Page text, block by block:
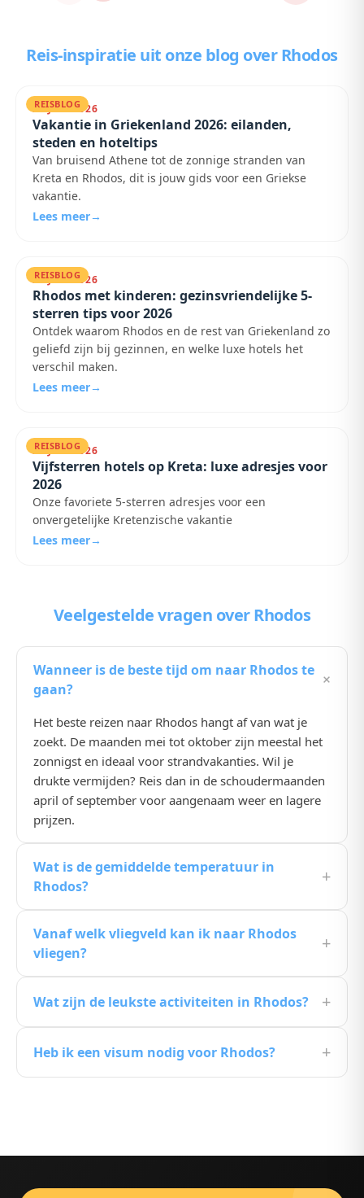
Reis-inspiratie uit onze blog over Rhodos
REISBLOG
28 JULI 2026
Vakantie in Griekenland 2026: eilanden,
steden en hoteltips
Van bruisend Athene tot de zonnige stranden van
Kreta en Rhodos, dit is jouw gids voor een Griekse
vakantie.
Lees meer→
REISBLOG
23 JULI 2026
Rhodos met kinderen: gezinsvriendelijke 5-
sterren tips voor 2026
Ontdek waarom Rhodos en de rest van Griekenland zo
geliefd zijn bij gezinnen, en welke luxe hotels het
verschil maken.
Lees meer→
REISBLOG
22 JULI 2026
Vijfsterren hotels op Kreta: luxe adresjes voor
2026
Onze favoriete 5-sterren adresjes voor een
onvergetelijke Kretenzische vakantie
Lees meer→
Veelgestelde vragen over Rhodos
Wanneer is de beste tijd om naar Rhodos te
gaan?
+
Het beste reizen naar Rhodos hangt af van wat je
zoekt. De maanden mei tot oktober zijn meestal het
zonnigst en ideaal voor strandvakanties. Wil je
drukte vermijden? Reis dan in de schoudermaanden
april of september voor aangenaam weer en lagere
prijzen.
Wat is de gemiddelde temperatuur in
Rhodos?
+
zomermaanden rond de 25, 30°C. In de winter koelt
het wat af, maar het blijft een prima bestemming
voor wie de Nederlandse kou wil ontvluchten.
Vanaf welk vliegveld kan ik naar Rhodos
vliegen?
+
Rhodos vanaf Schiphol, Eindhoven en Rotterdam.
Reisknaller toont automatisch alle beschikbare
vliegvelden. Kies degene die het dichtst bij jou ligt of
Wat zijn de leukste activiteiten in Rhodos? +
natuur. Populair zijn de stadswandelingen door
historische centra, dagtrips naar nationale parken,
Heb ik een visum nodig voor Rhodos? +